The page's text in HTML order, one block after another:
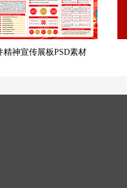
精神宣传展板PSD素材